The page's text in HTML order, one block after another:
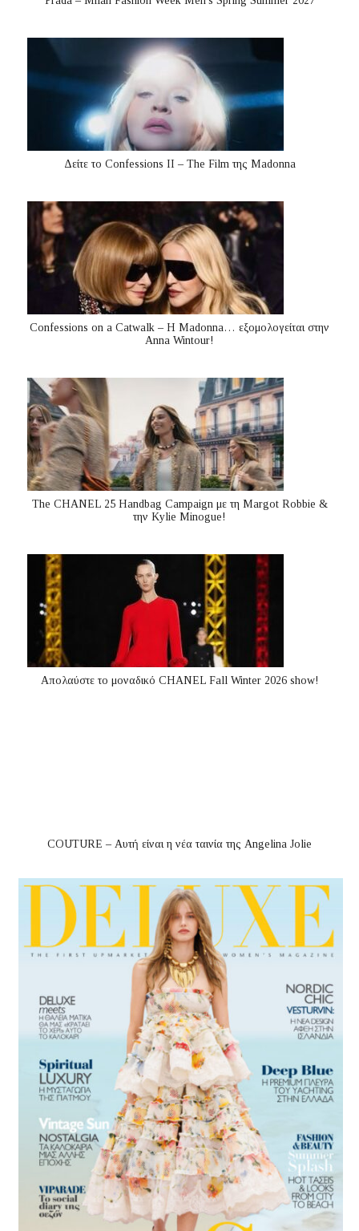
Δείτε το Confessions II – The Film της Madonna
Confessions on a Catwalk – Η Madonna… εξομολογείται στην
Anna Wintour!
The CHANEL 25 Handbag Campaign με τη Margot Robbie &
την Kylie Minogue!
Απολαύστε το μοναδικό CHANEL Fall Winter 2026 show!
COUTURE – Αυτή είναι η νέα ταινία της Angelina Jolie